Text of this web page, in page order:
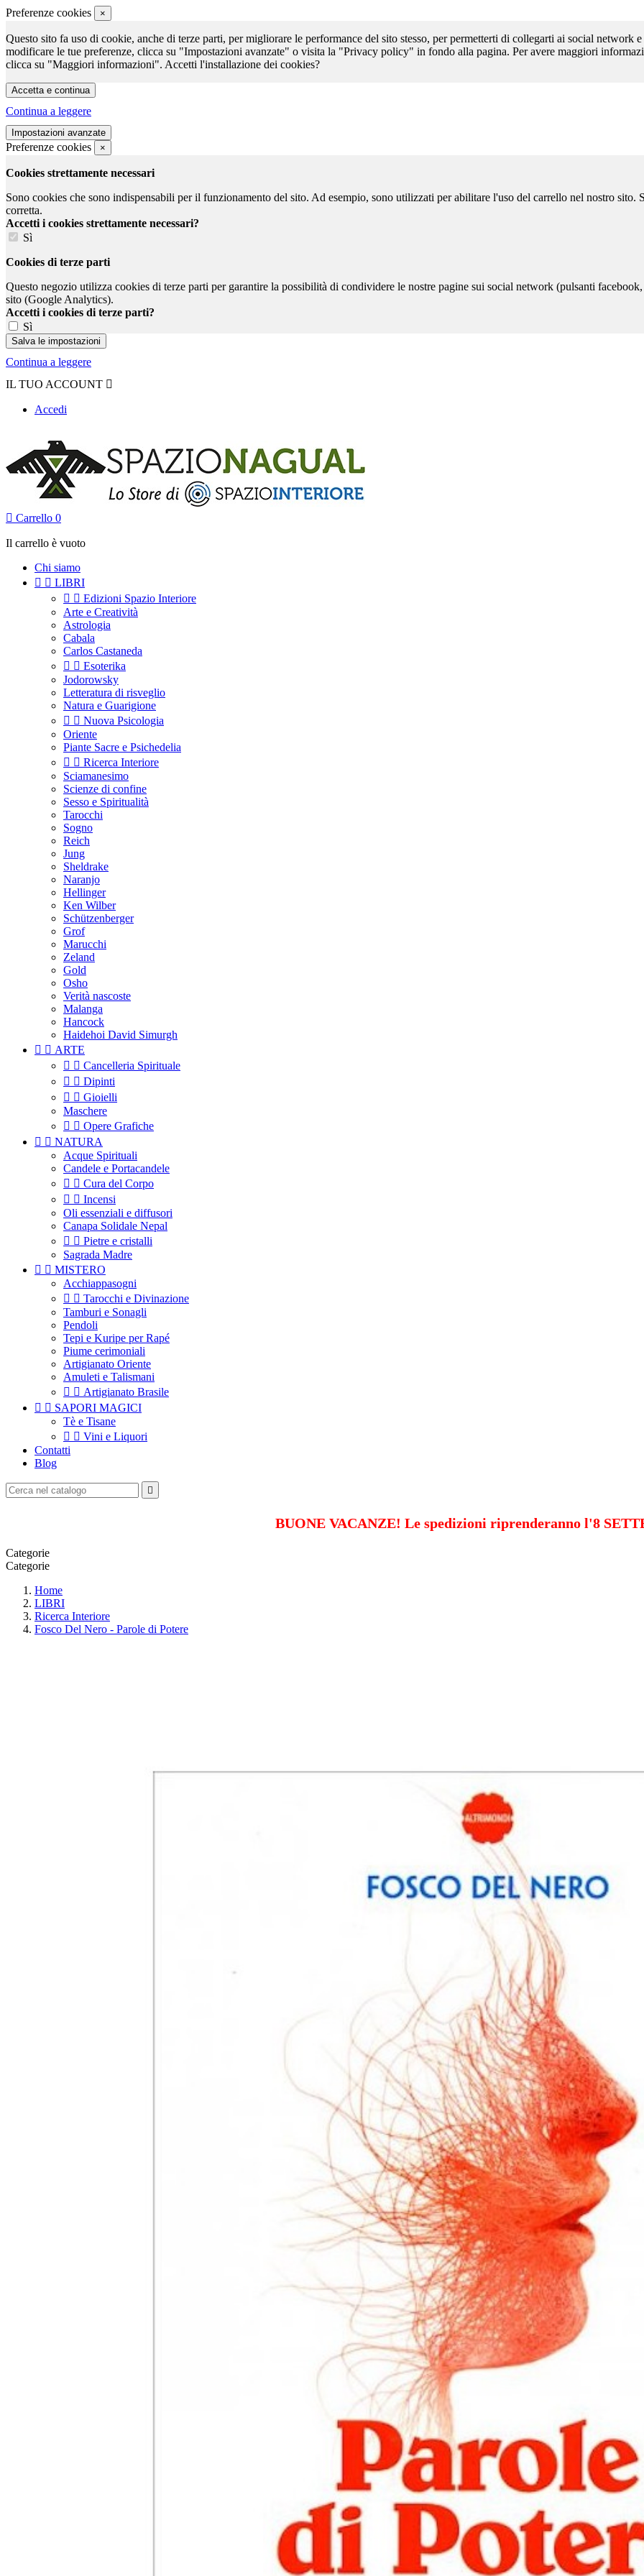
Preferenze cookies ×
Questo sito fa uso di cookie, anche di terze parti, per migliorare le performance del sito stesso, per permetterti di collegarti ai social network
modificare le tue preferenze, clicca su "Impostazioni avanzate" o visita la "Privacy policy" in fondo alla pagina. Per avere maggiori
clicca su "Maggiori informazioni". Accetti l'installazione dei cookies?
Continua a leggere
Preferenze cookies ×
Cookies strettamente necessari
Sono cookies che sono indispensabili per il funzionamento del sito. Ad esempio, sono utilizzati per abilitare l'uso del carrello nel nostro sito.
corretta.
Accetti i cookies strettamente necessari?
Sì
Cookies di terze parti
Questo negozio utilizza cookies di terze parti per garantire la possibilità di condividere le nostre pagine sui social network (pulsanti
sito (Google Analytics).
Accetti i cookies di terze parti?
Sì
Continua a leggere
IL TUO ACCOUNT 
Accedi
 Carrello 0
Il carrello è vuoto
Chi siamo
  LIBRI
  Edizioni Spazio Interiore
Arte e Creatività
Astrologia
Cabala
Carlos Castaneda
  Esoterika
Jodorowsky
Letteratura di risveglio
Natura e Guarigione
  Nuova Psicologia
Oriente
Piante Sacre e Psichedelia
  Ricerca Interiore
Sciamanesimo
Scienze di confine
Sesso e Spiritualità
Tarocchi
Sogno
Reich
Jung
Sheldrake
Naranjo
Hellinger
Ken Wilber
Schützenberger
Grof
Marucchi
Zeland
Gold
Osho
Verità nascoste
Malanga
Hancock
Haidehoi David Simurgh
  ARTE
  Cancelleria Spirituale
  Dipinti
  Gioielli
Maschere
  Opere Grafiche
  NATURA
Acque Spirituali
Candele e Portacandele
  Cura del Corpo
  Incensi
Oli essenziali e diffusori
Canapa Solidale Nepal
  Pietre e cristalli
Sagrada Madre
  MISTERO
Acchiappasogni
  Tarocchi e Divinazione
Tamburi e Sonagli
Pendoli
Tepi e Kuripe per Rapé
Piume cerimoniali
Artigianato Oriente
Amuleti e Talismani
  Artigianato Brasile
  SAPORI MAGICI
Tè e Tisane
  Vini e Liquori
Contatti
Blog

BUONE VACANZE! Le spedizioni riprenderanno l'8
Categorie
Categorie
Home
LIBRI
Ricerca Interiore
Fosco Del Nero - Parole di Potere